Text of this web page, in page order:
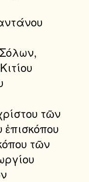
τῶν
τῶν